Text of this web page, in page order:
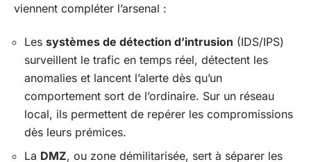
viennent compléter l’arsenal :
Les systèmes de détection d’intrusion (IDS/IPS)
surveillent le trafic en temps réel, détectent les
anomalies et lancent l’alerte dès qu’un
comportement sort de l’ordinaire. Sur un réseau
local, ils permettent de repérer les compromissions
dès leurs prémices.
La DMZ, ou zone démilitarisée, sert à séparer les